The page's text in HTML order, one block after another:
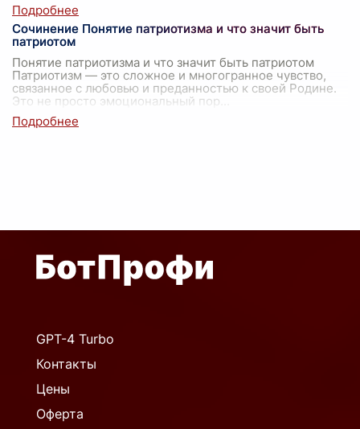
Сочинение Понятие патриотизма и что значит быть
патриотом
Понятие патриотизма и что значит быть патриотом
Патриотизм — это сложное и многогранное чувство,
связанное с любовью и преданностью к своей Родине.
Это не просто эмоциональный пор
GPT-4 Turbo
Контакты
Цены
Оферта